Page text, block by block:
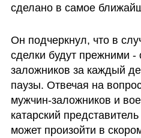
сделано в самое
Он подчеркнул, что в
сделки будут прежними
заложников за каждый
паузы. Отвечая на
мужчин-заложников и
катарский
может произойти в